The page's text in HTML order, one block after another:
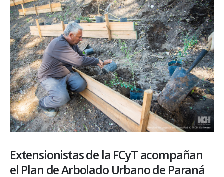
Extensionistas de la FCyT acompañan
el Plan de Arbolado Urbano de Paraná